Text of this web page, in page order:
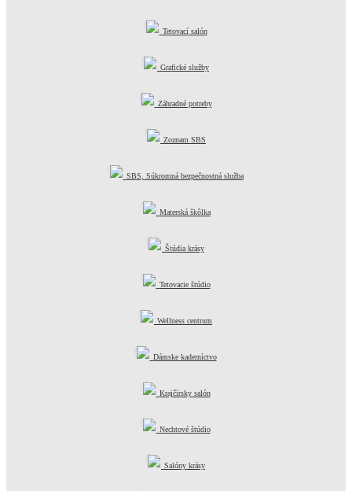
Tetovací salón
Grafické služby
Záhradné potreby
Zoznam SBS
SBS, Súkromná bezpečnostná služba
Materská škôlka
Štúdia krásy
Tetovacie štúdio
Wellness centrum
Dámske kaderníctvo
Krajčírsky salón
Nechtové štúdio
Salóny krásy